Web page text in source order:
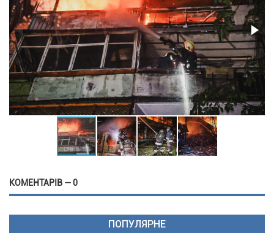
КОМЕНТАРІВ — 0
ПОПУЛЯРНЕ